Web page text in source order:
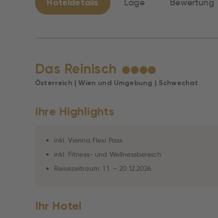
Hoteldetails Lage Bewertung
Das Reinisch ★★★★
Österreich | Wien und Umgebung | Schwechat
Ihre Highlights
inkl. Vienna Flexi Pass
inkl. Fitness- und Wellnessbereich
Reisezeitraum: 1.1. – 20.12.2026
Ihr Hotel